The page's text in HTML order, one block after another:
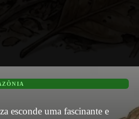
esconde uma fascinante e